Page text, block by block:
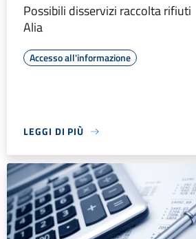
Possibili disservizi raccolta rifiuti
Alia
Accesso all'informazione
LEGGI DI PIÙ